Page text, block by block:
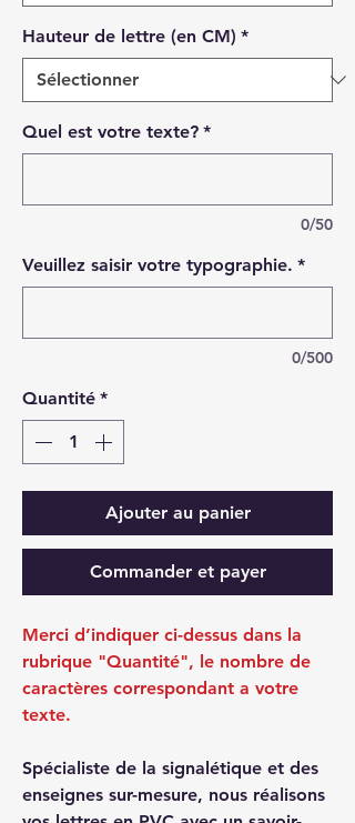
Hauteur de lettre (en CM) *
Quel est votre texte? *
0/50
Veuillez saisir votre typographie. *
0/500
Quantité *
Ajouter au panier
Commander et payer
Merci d’indiquer ci-dessus dans la
rubrique "Quantité", le nombre de
caractères correspondant a votre
texte.
Spécialiste de la signalétique et des
enseignes sur-mesure, nous réalisons